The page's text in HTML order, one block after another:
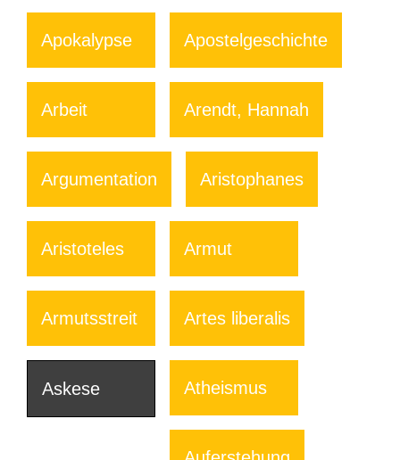
Apokalypse Apostelgeschichte
Arbeit Arendt, Hannah
Argumentation Aristophanes
Aristoteles Armut
Armutsstreit Artes liberalis
Askese Atheismus